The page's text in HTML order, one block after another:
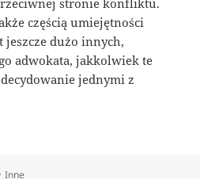
stronie konfliktu.
częścią umiejętności
jeszcze dużo innych,
adwokata, jakkolwiek te
jednymi z
Kategorie
Inne